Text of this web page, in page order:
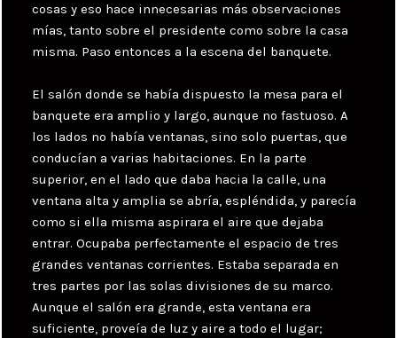
cosas y eso hace innecesarias más observaciones
mías, tanto sobre el presidente como sobre la casa
misma. Paso entonces a la escena del banquete.
El salón donde se había dispuesto la mesa para el
banquete era amplio y largo, aunque no fastuoso. A
los lados no había ventanas, sino solo puertas, que
conducían a varias habitaciones. En la parte
superior, en el lado que daba hacia la calle, una
ventana alta y amplia se abría, espléndida, y parecía
como si ella misma aspirara el aire que dejaba
entrar. Ocupaba perfectamente el espacio de tres
grandes ventanas corrientes. Estaba separada en
tres partes por las solas divisiones de su marco.
Aunque el salón era grande, esta ventana era
suficiente, proveía de luz y aire a todo el lugar;